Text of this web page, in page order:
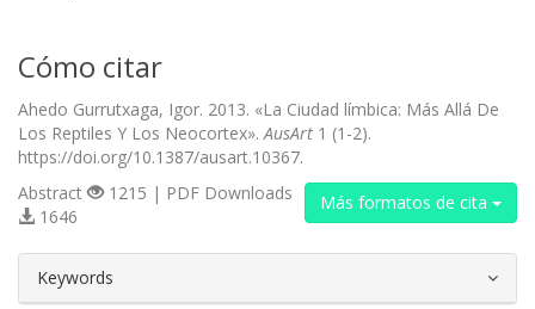
Cómo citar
Ahedo Gurrutxaga, Igor. 2013. «La Ciudad límbica: Más Allá De
Los Reptiles Y Los Neocortex».AusArt 1 (1-2).
https://doi.org/10.1387/ausart.10367.
Más formatos de cita
Abstract
1215 | PDF Downloads
1646
Keywords